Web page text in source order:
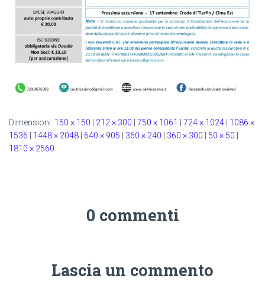
Dimensioni: 150 × 150 212 × 300 750 × 1061 724 × 1024
1086 ×
1536
1448 × 2048 640 × 905 360 × 240 360 × 300 50 × 50
1810 × 2560
0 commenti
Lascia un commento